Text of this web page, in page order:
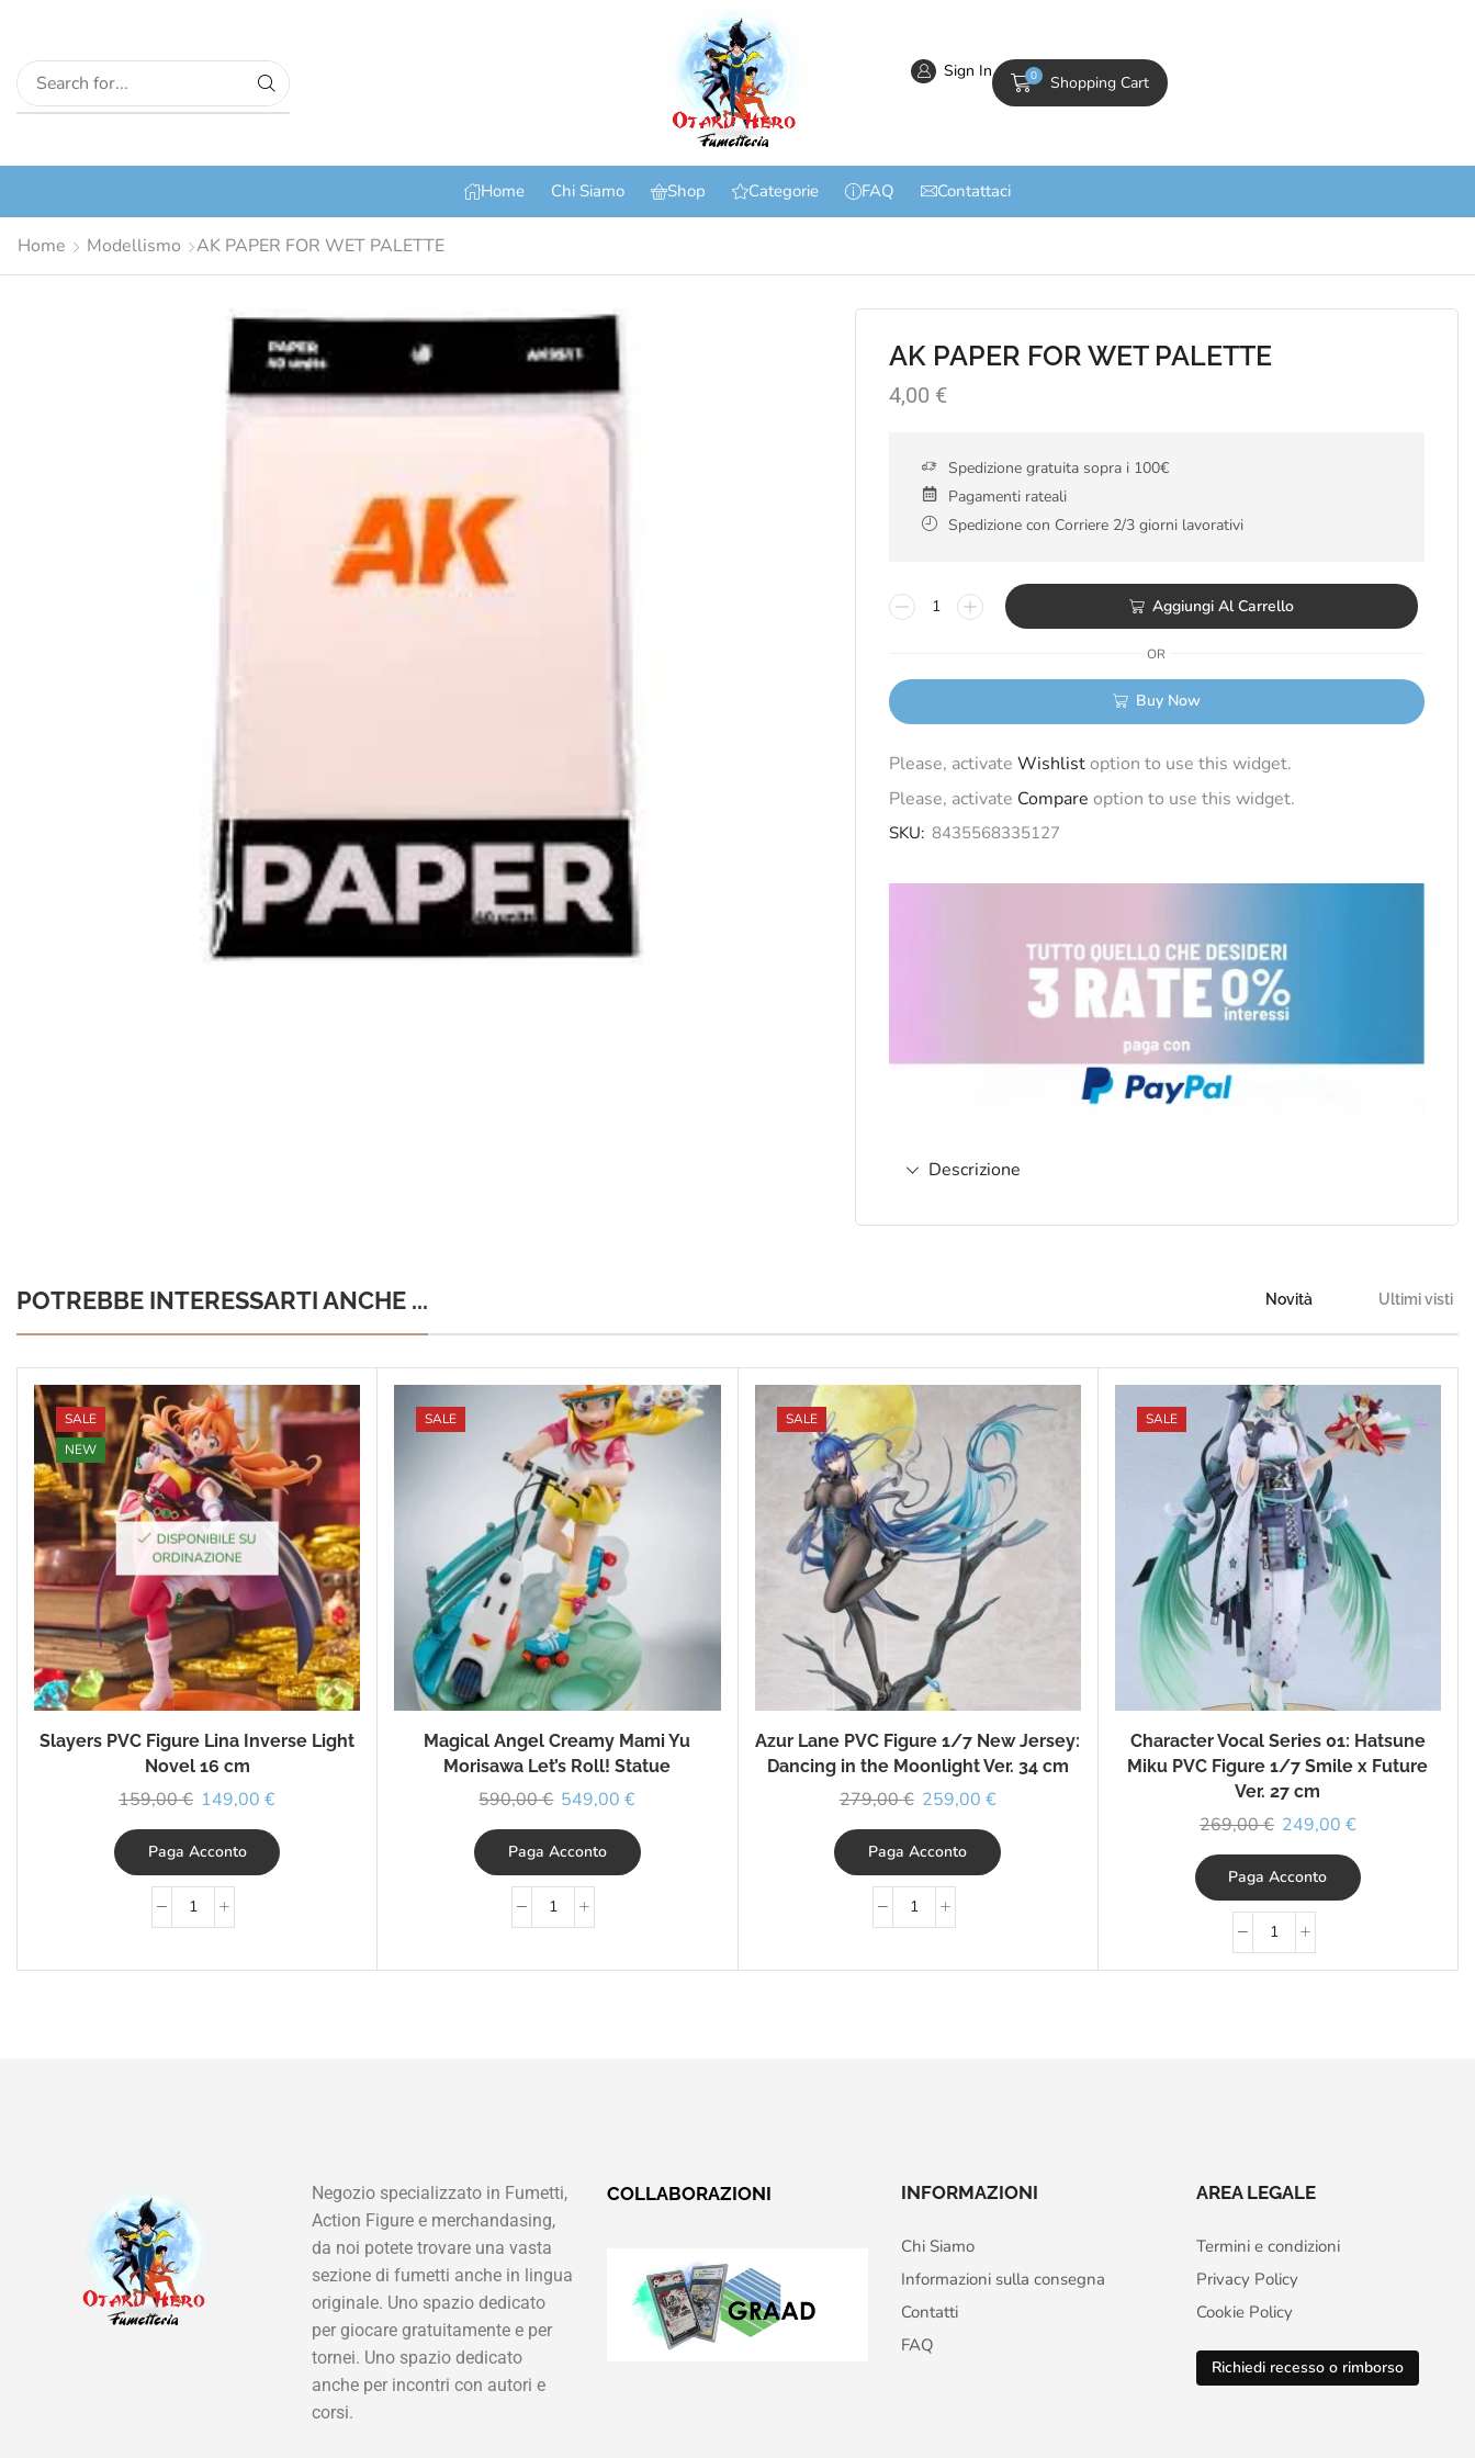
Sign In 0 Shopping Cart
Home Chi Siamo Shop Categorie FAQ Contattaci
Home Modellismo AK PAPER FOR WET PALETTE
AK PAPER FOR WET PALETTE
4,00 €
Spedizione gratuita sopra i 100€
Pagamenti rateali
Spedizione con Corriere 2/3 giorni lavorativi
Aggiungi Al Carrello
OR
Buy Now
Please, activate Wishlistoption to use this widget.
Please, activate Compare option to use this widget.
SKU: 8435568335127
Descrizione
POTREBBE INTERESSARTI ANCHE ... Novità Ultimi visti
SALE
NEW
DISPONIBILE SU
ORDINAZIONE
Slayers PVC Figure Lina Inverse Light
Novel 16 cm
159,00€ 149,00€
Paga Acconto
SALE
Magical Angel Creamy Mami Yu
Morisawa Let’s Roll! Statue
590,00€ 549,00€
Paga Acconto
SALE
Azur Lane PVC Figure 1/7 New Jersey:
Dancing in the Moonlight Ver. 34 cm
279,00€ 259,00 €
Paga Acconto
SALE
Character Vocal Series 01: Hatsune
Miku PVC Figure 1/7 Smile x Future
Ver. 27 cm
269,00€ 249,00 €
Paga Acconto
Negozio specializzato in Fumetti,
Action Figure e merchandasing,
da noi potete trovare una vasta
sezione di fumetti anche in lingua
originale. Uno spazio dedicato
per giocare gratuitamente e per
tornei. Uno spazio dedicato
anche per incontri con autori e
corsi.
COLLABORAZIONI INFORMAZIONI
Chi Siamo
Informazioni sulla consegna
Contatti
FAQ
AREA LEGALE
Termini e condizioni
Privacy Policy
Cookie Policy
Richiedi recesso o rimborso